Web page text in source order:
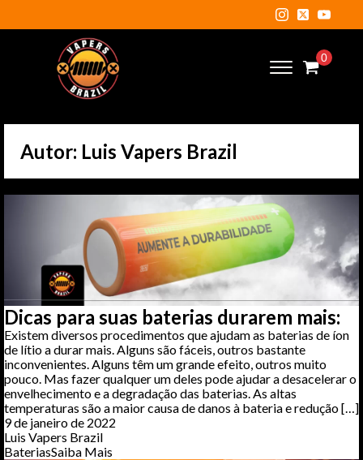
Autor: Luis Vapers Brazil
Dicas para suas baterias durarem mais:
Existem diversos procedimentos que ajudam as baterias de íon
de lítio a durar mais. Alguns são fáceis, outros bastante
inconvenientes. Alguns têm um grande efeito, outros muito
pouco. Mas fazer qualquer um deles pode ajudar a desacelerar o
envelhecimento e a degradação das baterias. As altas
temperaturas são a maior causa de danos à bateria e redução […]
9 de janeiro de 2022
Luis Vapers Brazil
BateriasSaiba Mais